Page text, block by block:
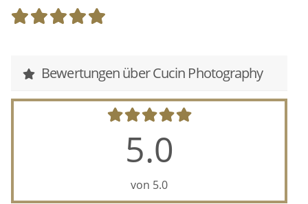
Bewertungen über Cucin Photography
5.0
von 5.0